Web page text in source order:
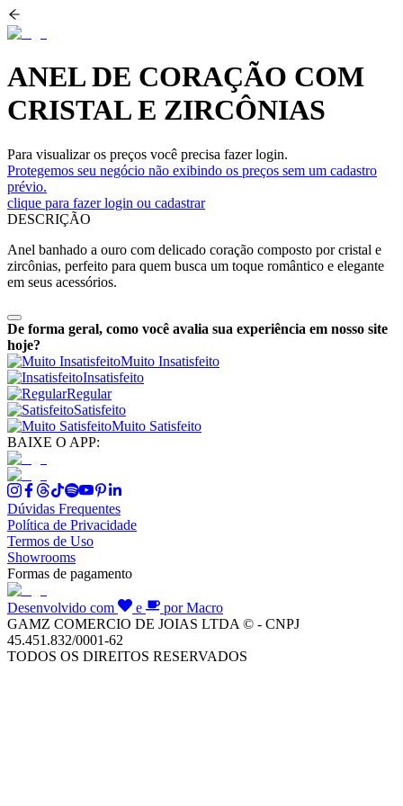
ANEL DE CORAÇÃO COM
CRISTAL E ZIRCÔNIAS
Para visualizar os preços você precisa fazer login.
Protegemos seu negócio não exibindo os preços sem um cadastro
prévio.
clique para fazer login ou cadastrar
DESCRIÇÃO
Anel banhado a ouro com delicado coração composto por cristal e
zircônias, perfeito para quem busca um toque romântico e elegante
em seus acessórios.
De forma geral, como você avalia sua experiência em nosso site
hoje?
Muito Insatisfeito
Insatisfeito
Regular
Satisfeito
Muito Satisfeito
BAIXE O APP:
Dúvidas Frequentes
Política de Privacidade
Termos de Uso
Showrooms
Formas de pagamento
Desenvolvido com e
por Macro
GAMZ COMERCIO DE JOIAS LTDA © - CNPJ
45.451.832/0001-62
TODOS OS DIREITOS RESERVADOS